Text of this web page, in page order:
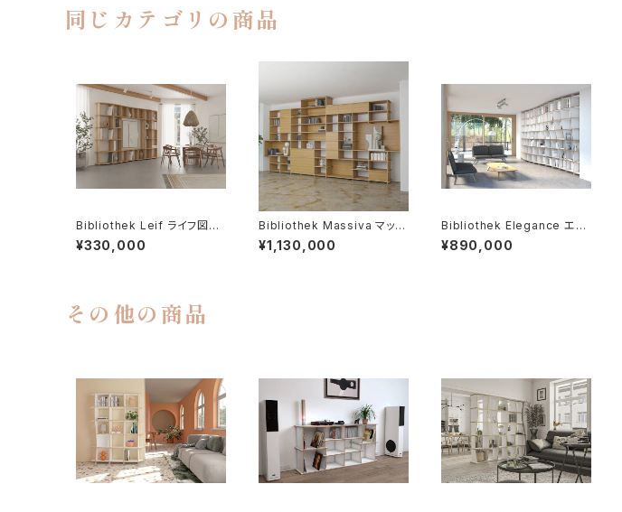
同じカテゴリの商品
Bibliothek Leif ライフ図書
館
¥330,000
Bibliothek Massiva マッシ
バ図書館
¥1,130,000
Bibliothek Elegance エレ
ガンス図書館
¥890,000
その他の商品